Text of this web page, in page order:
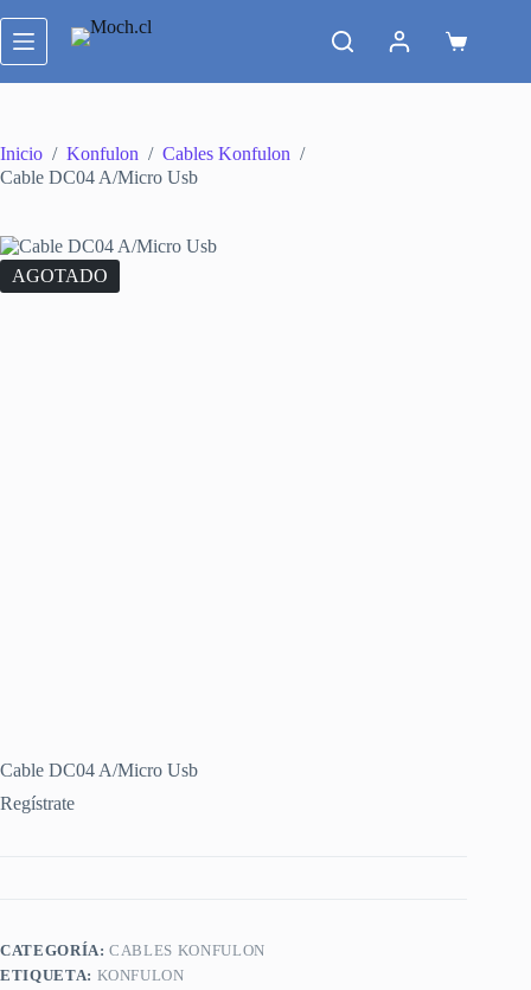
contenido
Carro
Inicio / Konfulon / Cables Konfulon /
Cable DC04 A/Micro Usb
AGOTADO
Cable DC04 A/Micro Usb
Regístrate
CATEGORÍA:CABLES KONFULON
ETIQUETA: KONFULON